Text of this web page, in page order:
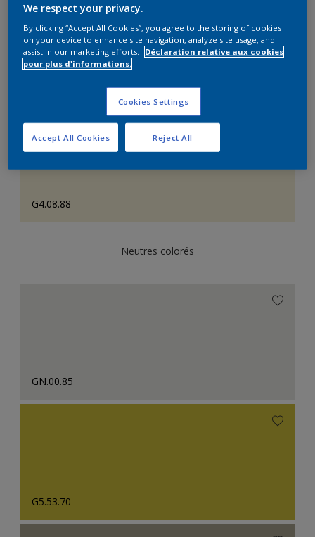
Suggestions d'Harmonies
G4.08.88
Neutres colorés
GN.00.85
G5.53.70
We respect your privacy.
By clicking “Accept All Cookies”, you agree to the storing of cookies
on your device to enhance site navigation, analyze site usage, and
assist in our marketing efforts.
Déclaration relative aux cookies
pour plus d'informations.
Cookies Settings
Reject All
Accept All Cookies